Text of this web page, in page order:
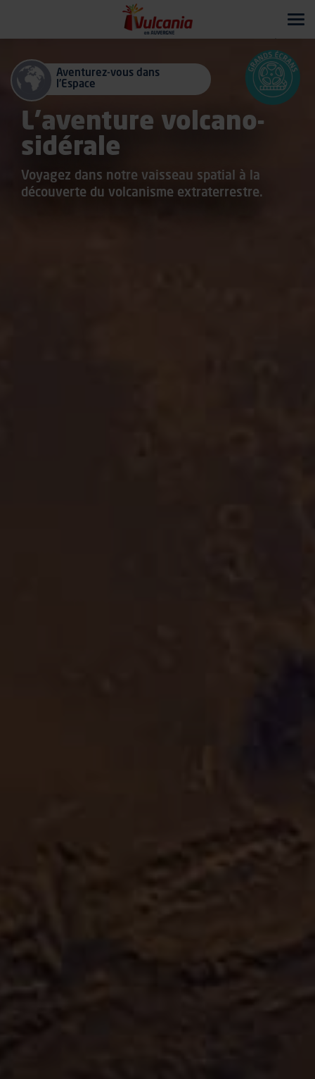
Aventurez-vous dans
l’Espace
L’aventure volcano-
sidérale
Voyagez dans notre vaisseau spatial à la
découverte du volcanisme extraterrestre.